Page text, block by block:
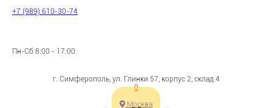
+7 (989) 610-30-74
Пн-Сб 8:00 - 17:00
г. Симферополь, ул. Глинки 57, корпус 2, склад 4
0
Москва
Whey Protein
Ultrafiltration Vanilla
1000g, Maxler